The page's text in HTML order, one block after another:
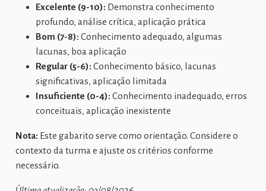
Excelente (9-10): Demonstra conhecimento
profundo, análise crítica, aplicação prática
Bom (7-8): Conhecimento adequado, algumas
lacunas, boa aplicação
Regular (5-6): Conhecimento básico, lacunas
significativas, aplicação limitada
Insuficiente (0-4): Conhecimento inadequado, erros
conceituais, aplicação inexistente
Nota: Este gabarito serve como orientação. Considere o
contexto da turma e ajuste os critérios conforme
necessário.